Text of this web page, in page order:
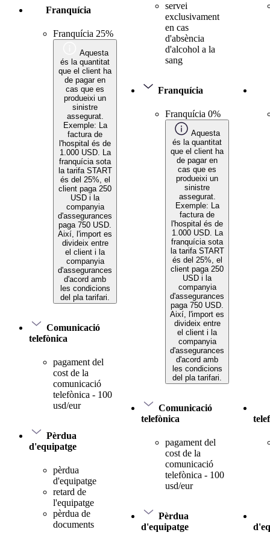
Franquícia
Franquícia 25%
Aquesta
és la quantitat
que el client ha
de pagar en
cas que es
produeixi un
sinistre
assegurat.
Exemple: La
factura de
l'hospital és de
1.000 USD. La
franquícia sota
la tarifa START
és del 25%, el
client paga 250
USD i la
companyia
d'assegurances
paga 750 USD.
Així, l'import es
divideix entre
el client i la
companyia
d'assegurances
d'acord amb
les condicions
del pla tarifari.
Comunicació
telefònica
pagament del
cost de la
comunicació
telefònica - 100
usd/eur
Pèrdua
d'equipatge
pèrdua
d'equipatge
retard de
l'equipatge
pèrdua de
documents
servei
exclusivament
en cas
d'absència
d'alcohol a la
sang
Franquícia
Franquícia 0%
Aquesta
és la quantitat
que el client ha
de pagar en
cas que es
produeixi un
sinistre
assegurat.
Exemple: La
factura de
l'hospital és de
1.000 USD. La
franquícia sota
la tarifa START
és del 25%, el
client paga 250
USD i la
companyia
d'assegurances
paga 750 USD.
Així, l'import es
divideix entre
el client i la
companyia
d'assegurances
d'acord amb
les condicions
del pla tarifari.
Comunicació
telefònica
pagament del
cost de la
comunicació
telefònica - 100
usd/eur
Pèrdua
d'equipatge